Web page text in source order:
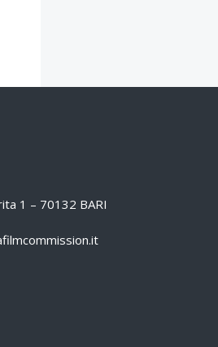
1 – 70132 BARI